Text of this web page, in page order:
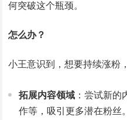
何突破这个瓶颈。
怎么办？
小王意识到，想要持续涨粉
拓展内容领域 ：尝试新的
作等，吸引更多潜在粉丝。